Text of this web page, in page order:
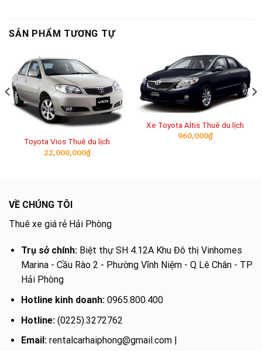
SẢN PHẨM TƯƠNG TỰ
Toyota Vios Thuê du lịch
22,000,000₫
Xe Toyota Altis Thuê du lịch
960,000₫
VỀ CHÚNG TÔI
Thuê xe giá rẻ Hải Phòng
Trụ sở chính:Biệt thự SH 4.12A Khu Đô thị Vinhomes
Marina - Cầu Rào 2 - Phường Vĩnh Niệm - Q Lê Chân - TP
Hải Phòng
Hotline kinh doanh: 0965.800.400
Hotline: (0225).3272762
Email:rentalcarhaiphong@gmail.com |